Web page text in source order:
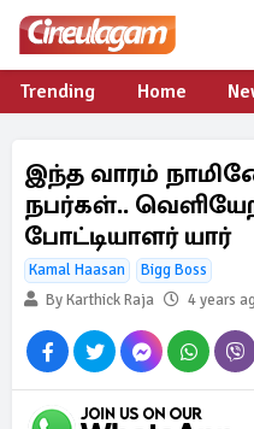
Trending Home
இந்த வாரம்
நபர்கள்..
போட்டியாளர் யார்
Kamal Haasan
Bigg Boss
By Karthick Raja
4 years